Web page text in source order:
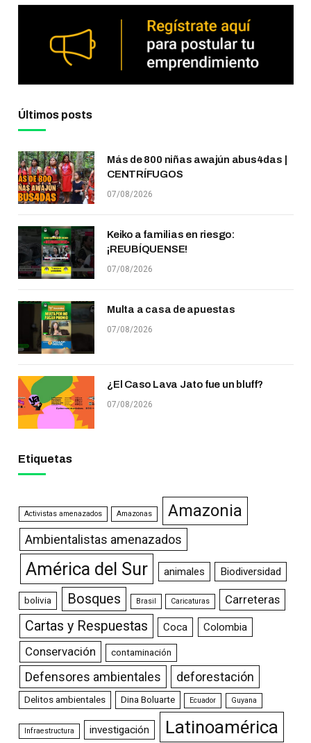
Últimos posts
Más de 800 niñas awajún abus4das |
CENTRÍFUGOS
07/08/2026
Keiko a familias en riesgo:
¡REUBÍQUENSE!
07/08/2026
Multa a casa de apuestas
07/08/2026
¿El Caso Lava Jato fue un bluff?
07/08/2026
Etiquetas
Activistas amenazados Amazonas Amazonia
Ambientalistas amenazados
América del Sur animales Biodiversidad
bolivia Bosques Brasil Caricaturas Carreteras
Cartas y Respuestas Coca Colombia
Conservación contaminación
Defensores ambientales deforestación
Delitos ambientales Dina Boluarte Ecuador Guyana
Infraestructura investigación Latinoamérica